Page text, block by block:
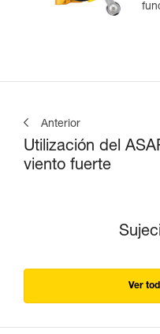
Anterior
Utilización del
viento fuerte
Ver